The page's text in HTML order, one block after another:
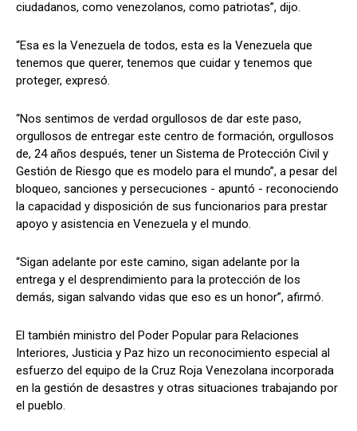
ciudadanos, como venezolanos, como patriotas”, dijo.
“Esa es la Venezuela de todos, esta es la Venezuela que
tenemos que querer, tenemos que cuidar y tenemos que
proteger, expresó.
“Nos sentimos de verdad orgullosos de dar este paso,
orgullosos de entregar este centro de formación, orgullosos
de, 24 años después, tener un Sistema de Protección Civil y
Gestión de Riesgo que es modelo para el mundo”, a pesar del
bloqueo, sanciones y persecuciones - apuntó - reconociendo
la capacidad y disposición de sus funcionarios para prestar
apoyo y asistencia en Venezuela y el mundo.
“Sigan adelante por este camino, sigan adelante por la
entrega y el desprendimiento para la protección de los
demás, sigan salvando vidas que eso es un honor”, afirmó.
El también ministro del Poder Popular para Relaciones
Interiores, Justicia y Paz hizo un reconocimiento especial al
esfuerzo del equipo de la Cruz Roja Venezolana incorporada
en la gestión de desastres y otras situaciones trabajando por
el pueblo.